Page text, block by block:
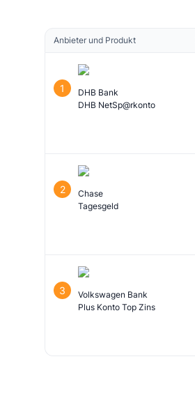
Anbieter und Produkt
1
DHB Bank
DHB NetSp@rkonto
2
Chase
Tagesgeld
3
Volkswagen Bank
Plus Konto Top Zins